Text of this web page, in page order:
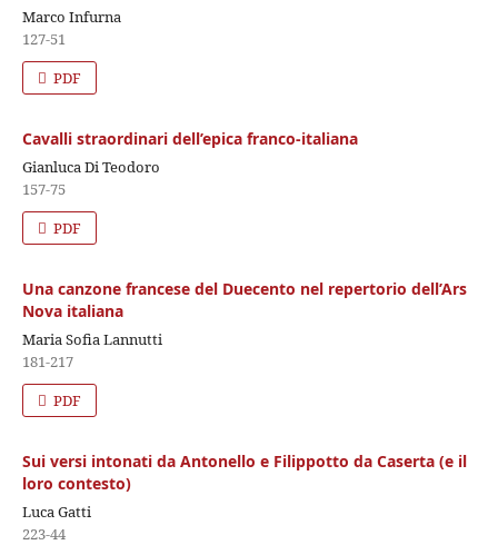
Marco Infurna
127-51
PDF
Cavalli straordinari dell’epica franco-italiana
Gianluca Di Teodoro
157-75
PDF
Una canzone francese del Duecento nel repertorio dell’Ars
Nova italiana
Maria Sofia Lannutti
181-217
PDF
Sui versi intonati da Antonello e Filippotto da Caserta (e il
loro contesto)
Luca Gatti
223-44